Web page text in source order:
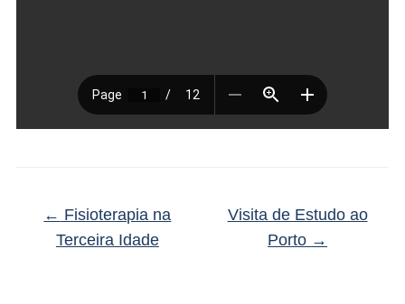
← Fisioterapia na
Terceira Idade
Visita de Estudo ao
Porto →